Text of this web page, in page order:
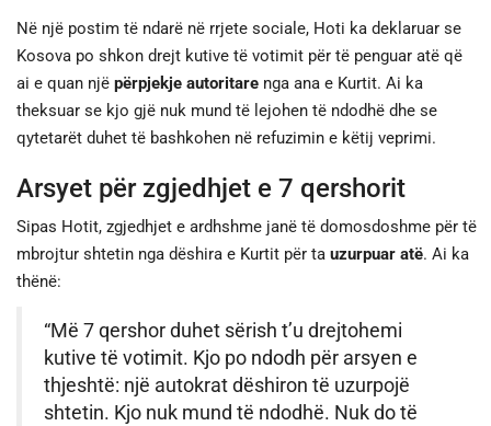
Në një postim të ndarë në rrjete sociale, Hoti ka deklaruar se
Kosova po shkon drejt kutive të votimit për të penguar atë që
ai e quan një përpjekje autoritare nga ana e Kurtit. Ai ka
theksuar se kjo gjë nuk mund të lejohen të ndodhë dhe se
qytetarët duhet të bashkohen në refuzimin e këtij veprimi.
Arsyet për zgjedhjet e 7 qershorit
Sipas Hotit, zgjedhjet e ardhshme janë të domosdoshme për të
mbrojtur shtetin nga dëshira e Kurtit për ta uzurpuar atë. Ai ka
thënë:
“Më 7 qershor duhet sërish t’u drejtohemi
kutive të votimit. Kjo po ndodh për arsyen e
thjeshtë: një autokrat dëshiron të uzurpojë
shtetin. Kjo nuk mund të ndodhë. Nuk do të